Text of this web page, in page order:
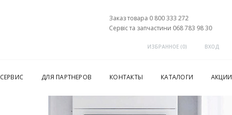
Заказ товара 0 800 333 272
Сервіс та запчастини 068 783 98 30
ИЗБРАННОЕ (0) ВХОД
СЕРВИС ДЛЯ ПАРТНЕРОВ КОНТАКТЫ КАТАЛОГИ АКЦИИ